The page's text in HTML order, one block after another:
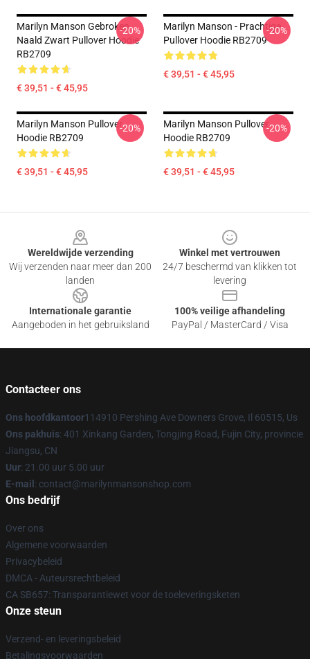
Marilyn Manson Gebroken
Naald Zwart Pullover Hoodie
RB2709
€ 39,51 - € 45,95
-20%
Marilyn Manson - Prachtige
Pullover Hoodie RB2709
€ 39,51 - € 45,95
-20%
Marilyn Manson Pullover
Hoodie RB2709
€ 39,51 - € 45,95
-20%
Marilyn Manson Pullover
Hoodie RB2709
€ 39,51 - € 45,95
-20%
Wereldwijde verzending
Wij verzenden naar meer dan 200
landen
Winkel met vertrouwen
24/7 beschermd van klikken tot
levering
Internationale garantie
Aangeboden in het gebruiksland
100% veilige afhandeling
PayPal / MasterCard / Visa
Contacteer ons
Ons hoofdkantoor114910 Pershing Ave Downers Grove, Il 60515, Us
Ons pakhuis: 401 Xinkang Garden, Tongjing Road, Fujin City, provincie
Jiangsu, CN
Uur: 21.00 uur 5.00 uur
E-mail : contact@marilynmansonshop.com
Ons bedrijf
Over ons
Algemene voorwaarden
Privacybeleid
DMCA - Auteursrechtbeleid
CA SB657: Transparantiewet voor de toeleveringsketen
Onze steun
Verzend- en leveringsbeleid
Betalingsvoorwaarden